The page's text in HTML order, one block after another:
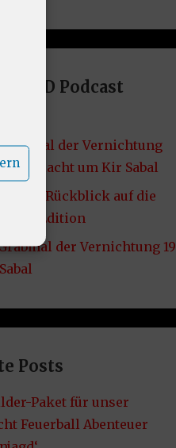
DND Podcast
Grabmal der Vernichtung
Schlacht um Kir Sabal
Lore – Rückblick auf die
D&D Edition
der Vernichtung 19
Posts
Paket für unser
Feuerball Abenteuer